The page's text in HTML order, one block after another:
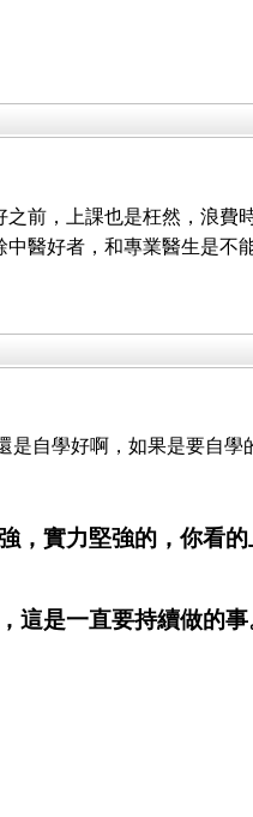
前，上課也是枉然，浪
醫好者，和專業醫生是不
自學好啊，如果是要自
，實力堅強的，你看
這是一直要持續做的事